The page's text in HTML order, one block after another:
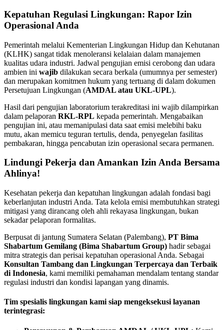
Kepatuhan Regulasi Lingkungan: Rapor Izin
Operasional Anda
Pemerintah melalui Kementerian Lingkungan Hidup dan Kehutanan
(KLHK) sangat tidak menoleransi kelalaian dalam manajemen
kualitas udara industri. Jadwal pengujian emisi cerobong dan udara
ambien ini wajib dilakukan secara berkala (umumnya per semester)
dan merupakan komitmen hukum yang tertuang di dalam dokumen
Persetujuan Lingkungan (AMDAL atau UKL-UPL).
Hasil dari pengujian laboratorium terakreditasi ini wajib dilampirkan
dalam pelaporan RKL-RPL kepada pemerintah. Mengabaikan
pengujian ini, atau memanipulasi data saat emisi melebihi baku
mutu, akan memicu teguran tertulis, denda, penyegelan fasilitas
pembakaran, hingga pencabutan izin operasional secara permanen.
Lindungi Pekerja dan Amankan Izin Anda Bersama
Ahlinya!
Kesehatan pekerja dan kepatuhan lingkungan adalah fondasi bagi
keberlanjutan industri Anda. Tata kelola emisi membutuhkan strategi
mitigasi yang dirancang oleh ahli rekayasa lingkungan, bukan
sekadar pelaporan formalitas.
Berpusat di jantung Sumatera Selatan (Palembang), PT Bima
Shabartum Gemilang (Bima Shabartum Group) hadir sebagai
mitra strategis dan perisai kepatuhan operasional Anda. Sebagai
Konsultan Tambang dan Lingkungan Terpercaya dan Terbaik
di Indonesia, kami memiliki pemahaman mendalam tentang standar
regulasi industri dan kondisi lapangan yang dinamis.
Tim spesialis lingkungan kami siap mengeksekusi layanan
terintegrasi: